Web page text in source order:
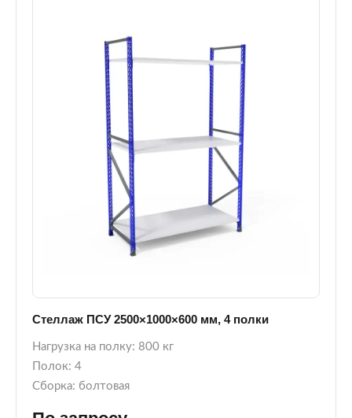
Стеллаж ПСУ 2500×1000×600 мм, 4 полки
Нагрузка на полку: 800 кг
Полок: 4
Сборка: болтовая